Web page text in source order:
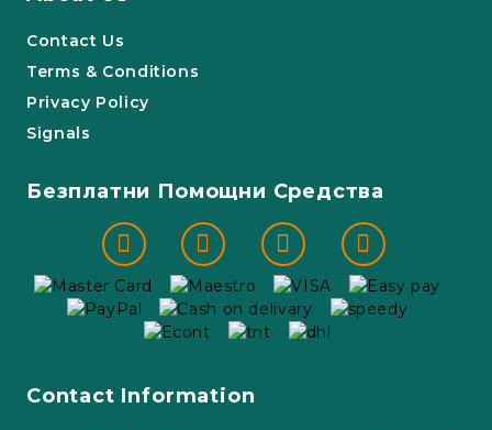
Contact Us
Terms & Conditions
Privacy Policy
Signals
Безплатни Помощни Средства
Contact Information